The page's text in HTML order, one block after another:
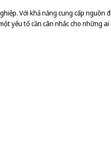
Với khả năng cung cấp nguồn
yếu tố cần cân nhắc cho những